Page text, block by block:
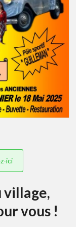
ici
village,
vous !